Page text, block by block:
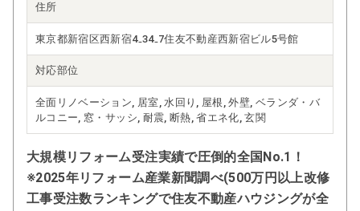
住所
東京都新宿区西新宿4₋34₋7住友不動産西新宿ビル5号館
対応部位
全面リノベーション, 居室, 水回り, 屋根, 外壁, ベランダ・バ
ルコニー, 窓・サッシ, 耐震, 断熱, 省エネ化, 玄関
大規模リフォーム受注実績で圧倒的全国No.1！
※2025年リフォーム産業新聞調べ(500万円以上改修
工事受注数ランキングで住友不動産ハウジングが全